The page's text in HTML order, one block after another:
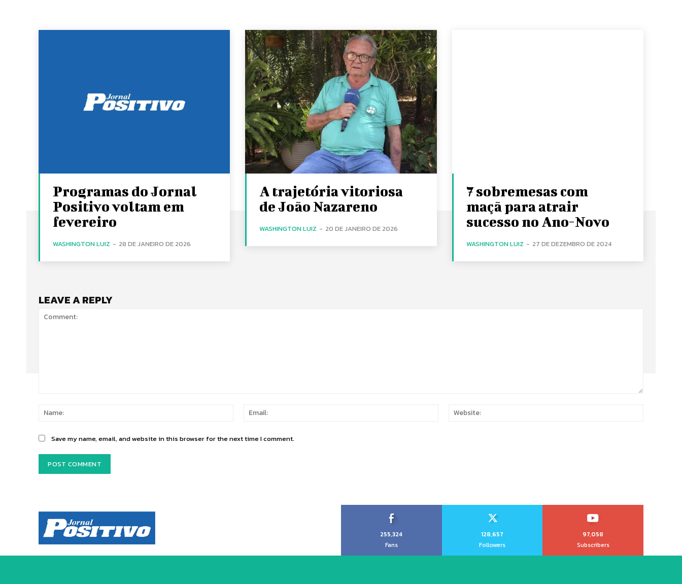
Programas do Jornal
Positivo voltam em
fevereiro
WASHINGTON LUIZ - 28 DE JANEIRO DE 2026
A trajetória vitoriosa
de João Nazareno
WASHINGTON LUIZ - 20 DE JANEIRO DE 2026
7 sobremesas com
maçã para atrair
sucesso no Ano-Novo
WASHINGTON LUIZ - 27 DE DEZEMBRO DE 2024
LEAVE A REPLY
Name:
Email:
Save my name, email, and website in this browser for the next time I comment.
255,324
Fans
128,657
Followers
97,058
Subscribers